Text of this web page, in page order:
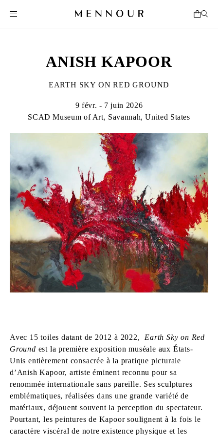
ANISH KAPOOR
EARTH SKY ON RED GROUND
9 févr. - 7 juin 2026
SCAD Museum of Art, Savannah, United States
Avec 15 toiles datant de 2012 à 2022, Earth Sky on Red
Ground est la première exposition muséale aux États-
Unis entièrement consacrée à la pratique picturale
d’Anish Kapoor, artiste éminent reconnu pour sa
renommée internationale sans pareille. Ses sculptures
emblématiques, réalisées dans une grande variété de
matériaux, déjouent souvent la perception du spectateur.
Pourtant, les peintures de Kapoor soulignent à la fois le
caractère viscéral de notre existence physique et les